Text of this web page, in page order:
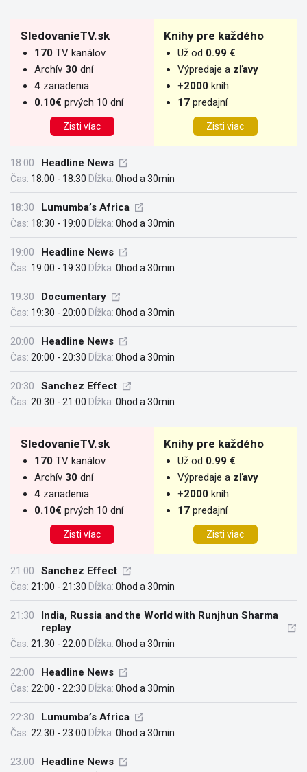
SledovanieTV.sk
170 TV kanálov
Archív 30 dní
4 zariadenia
0.10€ prvých 10 dní
Zisti víac
Knihy pre každého
Už od 0.99 €
Výpredaje a zľavy
+2000 kníh
17 predajní
Zisti viac
18:00 Headline News
Čas: 18:00 - 18:30 Dĺžka: 0hod a 30min
18:30 Lumumba’s Africa
Čas: 18:30 - 19:00 Dĺžka: 0hod a 30min
19:00 Headline News
Čas: 19:00 - 19:30 Dĺžka: 0hod a 30min
19:30 Documentary
Čas: 19:30 - 20:00 Dĺžka: 0hod a 30min
20:00 Headline News
Čas: 20:00 - 20:30 Dĺžka: 0hod a 30min
20:30 Sanchez Effect
Čas: 20:30 - 21:00 Dĺžka: 0hod a 30min
SledovanieTV.sk
170 TV kanálov
Archív 30 dní
4 zariadenia
0.10€ prvých 10 dní
Zisti víac
Knihy pre každého
Už od 0.99 €
Výpredaje a zľavy
+2000 kníh
17 predajní
Zisti viac
21:00 Sanchez Effect
Čas: 21:00 - 21:30 Dĺžka: 0hod a 30min
21:30
India, Russia and the World with Runjhun Sharma
replay
Čas: 21:30 - 22:00 Dĺžka: 0hod a 30min
22:00 Headline News
Čas: 22:00 - 22:30 Dĺžka: 0hod a 30min
22:30 Lumumba’s Africa
Čas: 22:30 - 23:00 Dĺžka: 0hod a 30min
23:00 Headline News